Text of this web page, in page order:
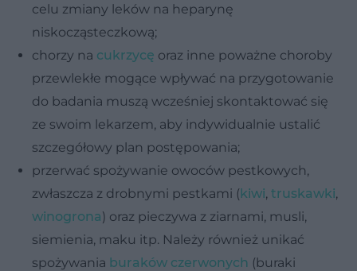
celu zmiany leków na heparynę
niskocząsteczkową;
chorzy na cukrzycę oraz inne poważne choroby
przewlekłe mogące wpływać na przygotowanie
do badania muszą wcześniej skontaktować się
ze swoim lekarzem, aby indywidualnie ustalić
szczegółowy plan postępowania;
przerwać spożywanie owoców pestkowych,
zwłaszcza z drobnymi pestkami (kiwi, truskawki,
winogrona) oraz pieczywa z ziarnami, musli,
siemienia, maku itp. Należy również unikać
spożywania buraków czerwonych (buraki